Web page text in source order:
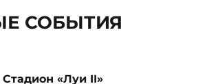
СОБЫТИЯ
Стадион «Луи II»